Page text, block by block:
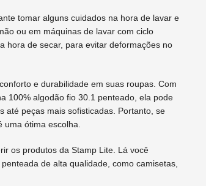
tomar alguns cuidados na hora de lavar e
ou em máquinas de lavar com ciclo
hora de secar, para evitar deformações no
e durabilidade em suas roupas. Com
100% algodão fio 30.1 penteado, ela pode
até peças mais sofisticadas. Portanto, se
ótima escolha.
os produtos da Stamp Lite. Lá você
de alta qualidade, como camisetas,